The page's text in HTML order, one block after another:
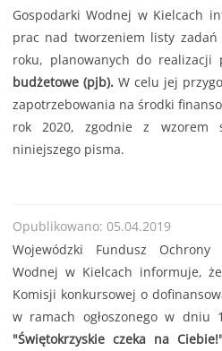
Gospodarki Wodnej w Kielcach
prac nad tworzeniem listy
roku, planowanych do realizacji
budżetowe (pjb).W celu jej
zapotrzebowania na środki
rok 2020, zgodnie z wzorem
niniejszego pisma.
Opublikowano: 05.04.2019
Wojewódzki Fundusz
Wodnej w Kielcach informuje,
Komisji konkursowej o
w ramach ogłoszonego w dniu
"Świętokrzyskie czeka na